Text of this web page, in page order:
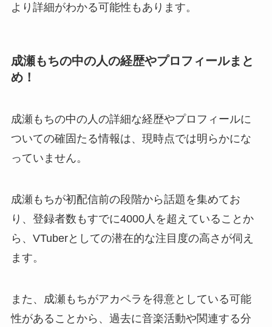
より詳細がわかる可能性もあります。
成瀬もちの中の人の経歴やプロフィールまと
め！
成瀬もちの中の人の詳細な経歴やプロフィールに
ついての確固たる情報は、現時点では明らかにな
っていません。
成瀬もちが初配信前の段階から話題を集めてお
り、登録者数もすでに4000人を超えていることか
ら、VTuberとしての潜在的な注目度の高さが伺え
ます。
また、成瀬もちがアカペラを得意としている可能
性があることから、過去に音楽活動や関連する分